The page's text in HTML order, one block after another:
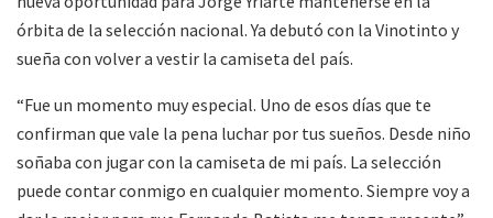
órbita de la selección nacional. Ya debutó con la Vinotinto y
sueña con volver a vestir la camiseta del país.
“Fue un momento muy especial. Uno de esos días que te
confirman que vale la pena luchar por tus sueños. Desde niño
soñaba con jugar con la camiseta de mi país. La selección
puede contar conmigo en cualquier momento. Siempre voy a